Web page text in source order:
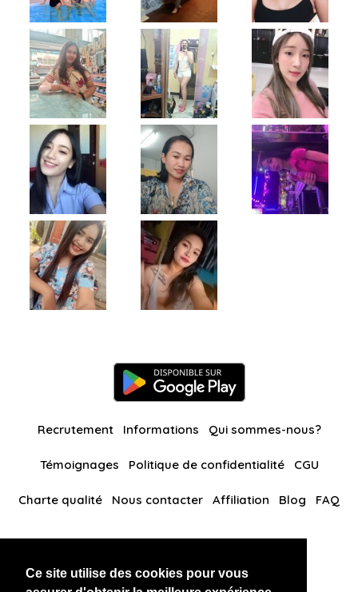
Ce site utilise des cookies pour vous
Recrutement Informations Qui sommes-nous?
Témoignages Politique de confidentialité CGU
Charte qualité Nous contacter Affiliation Blog FAQ
BlackAndBeauties RussianKisses